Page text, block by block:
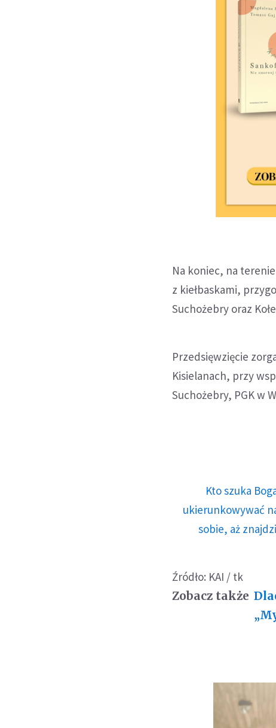
Na koniec, na
z kiełbaskami,
Suchożebry oraz
Przedsięwzięcie
Kisielanach, przy
Suchożebry, PGK w
Kto szuka
ukierunkowywać
sobie, aż
Źródło: KAI / tk
Zobacz także